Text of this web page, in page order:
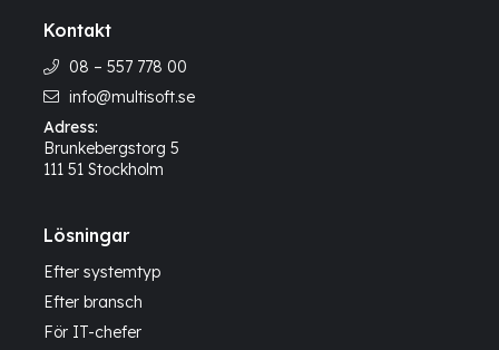
Kontakt
08 – 557 778 00
info@multisoft.se
Adress:
Brunkebergstorg 5
111 51 Stockholm
Lösningar
Efter systemtyp
Efter bransch
För IT-chefer